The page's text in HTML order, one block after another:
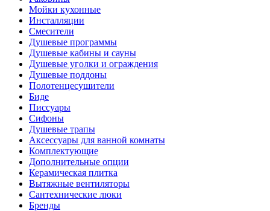
Мойки кухонные
Инсталляции
Смесители
Душевые программы
Душевые кабины и сауны
Душевые уголки и ограждения
Душевые поддоны
Полотенцесушители
Биде
Писсуары
Сифоны
Душевые трапы
Аксессуары для ванной комнаты
Комплектующие
Дополнительные опции
Керамическая плитка
Вытяжные вентиляторы
Сантехнические люки
Бренды